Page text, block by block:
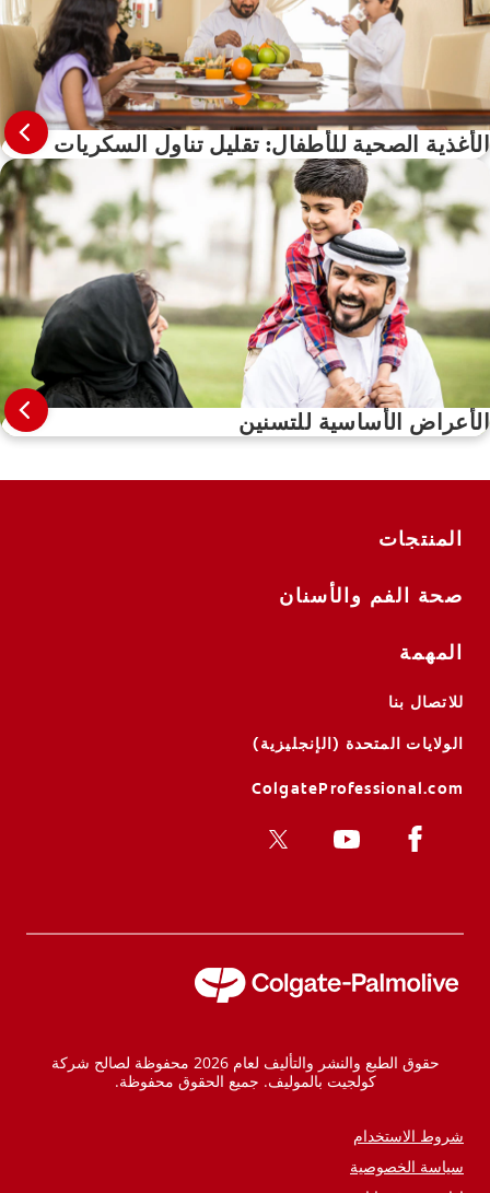
الأغذية الصحية للأطفال: تقليل تناول السكريات
الأعراض الأساسية للتسنين
المنتجات
صحة الفم والأسنان
المهمة
للاتصال بنا
الولايات المتحدة (الإنجليزية)
ColgateProfessional.com
حقوق الطبع والنشر والتأليف لعام 2026 محفوظة لصالح شركة
كولجيت بالموليف. جميع الحقوق محفوظة.
شروط الاستخدام
سياسة الخصوصية